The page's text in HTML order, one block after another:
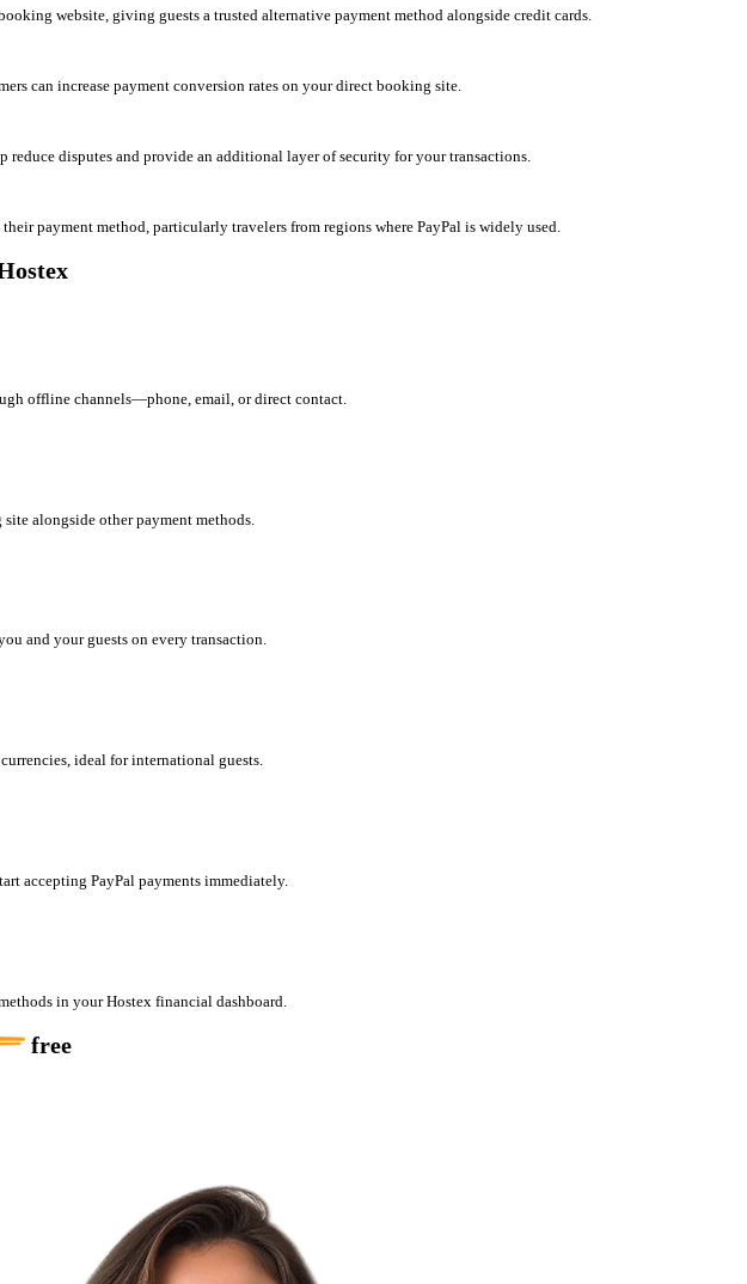
website, giving guests a trusted alternative payment method alongside credit cards.
can increase payment conversion rates on your direct booking site.
reduce disputes and provide an additional layer of security for your transactions.
payment method, particularly travelers from regions where PayPal is widely used.
offline channels—phone, email, or direct contact.
alongside other payment methods.
and your guests on every transaction.
ideal for international guests.
accepting PayPal payments immediately.
in your Hostex financial dashboard.
free